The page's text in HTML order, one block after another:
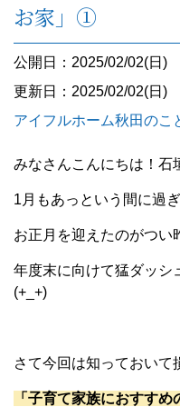
お家」①
公開日：2025/02/02(日)
更新日：2025/02/02(日)
アイフルホーム秋田のこ
みなさんこんにちは！石
1月もあっという間に過
お正月を迎えたのがつ
年度末に向けて猛ダッ
(+_+)
さて今回は知っておいて
「子育て家族におすすめ